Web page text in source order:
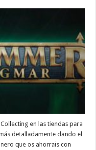
en las tiendas para
detalladamente dando el
que os ahorrais con